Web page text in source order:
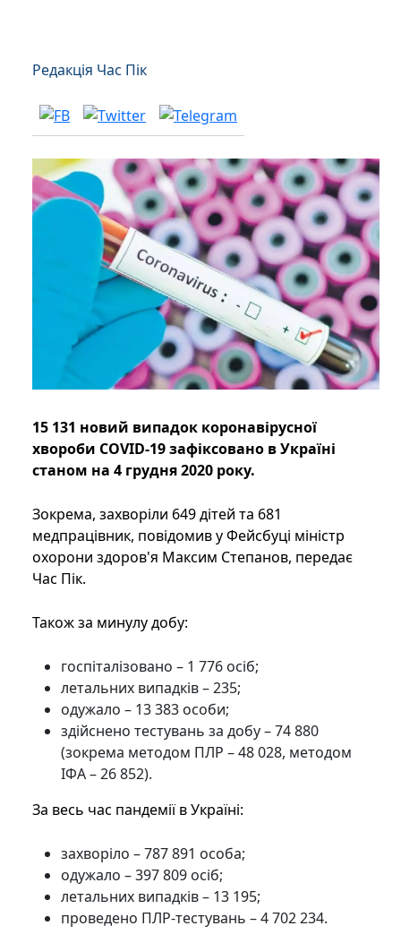
Редакція Час Пік
15 131 новий випадок коронавірусної
хвороби COVID-19 зафіксовано в Україні
станом на 4 грудня 2020 року.
Зокрема, захворіли 649 дітей та 681
медпрацівник, повідомив у Фейсбуці міністр
охорони здоров'я Максим Степанов, передає
Час Пік.
Також за минулу добу:
госпіталізовано – 1 776 осіб;
летальних випадків – 235;
одужало – 13 383 особи;
здійснено тестувань за добу – 74 880
(зокрема методом ПЛР – 48 028, методом
ІФА – 26 852).
За весь час пандемії в Україні:
захворіло – 787 891 особа;
одужало – 397 809 осіб;
летальних випадків – 13 195;
проведено ПЛР-тестувань – 4 702 234.